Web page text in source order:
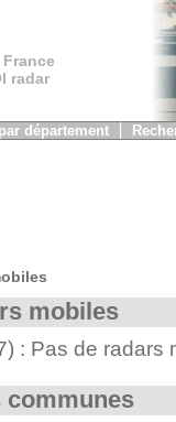
radar
département
mobiles
: Pas de radars
communes